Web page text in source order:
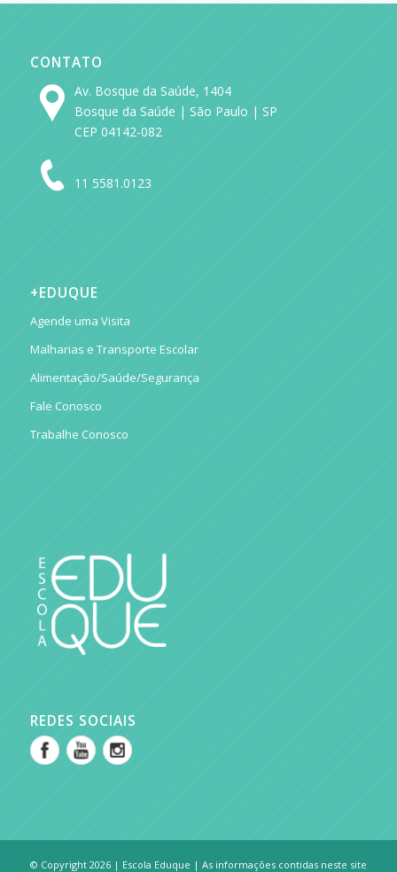
CONTATO
Av. Bosque da Saúde, 1404
Bosque da Saúde | São Paulo | SP
CEP 04142-082
11 5581.0123
+EDUQUE
Agende uma Visita
Malharias e Transporte Escolar
Alimentação/Saúde/Segurança
Fale Conosco
Trabalhe Conosco
REDES SOCIAIS
© Copyright 2026 | Escola Eduque | As informações contidas neste site